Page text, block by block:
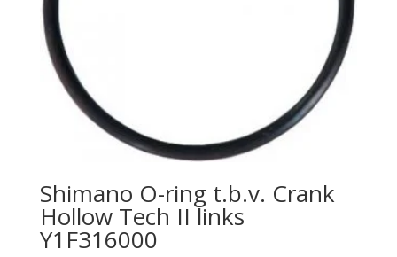
Shimano O-ring t.b.v. Crank
Hollow Tech II links
Y1F316000